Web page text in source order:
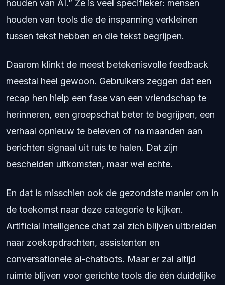
houden van AI.” Ze is veel specifieker: mensen
houden van tools die de inspanning verkleinen
tussen tekst hebben en die tekst begrijpen.
Daarom klinkt de meest betekenisvolle feedback
meestal heel gewoon. Gebruikers zeggen dat een
recap hen hielp een fase van een vriendschap te
herinneren, een groepschat beter te begrijpen, een
verhaal opnieuw te beleven of na maanden aan
berichten signaal uit ruis te halen. Dat zijn
bescheiden uitkomsten, maar wel echte.
En dat is misschien ook de gezondste manier om in
de toekomst naar deze categorie te kijken.
Artificial intelligence chat zal zich blijven uitbreiden
naar zoekopdrachten, assistenten en
conversationele ai-chatbots. Maar er zal altijd
ruimte blijven voor gerichte tools die één duidelijke